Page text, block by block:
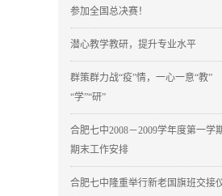
参加全国总决赛！
潜心教学教研，提升专业水平
群策群力战“疫”情，一心一意“教”
“学”“研”
合肥七中2008－2009学年度第一学
期末工作安排
合肥七中隆重举行新老国旗班交接